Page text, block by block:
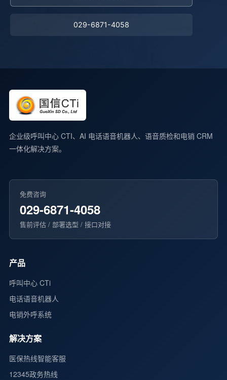
029-6871-4058
企业级呼叫中心 CTI、AI 电话语音机器人、语音质检和电销 CRM
一体化解决方案。
免费咨询
029-6871-4058
售前评估 / 部署选型 / 接口对接
产品
呼叫中心 CTi
电话语音机器人
电销外呼系统
解决方案
医保热线智能客服
12345政务热线